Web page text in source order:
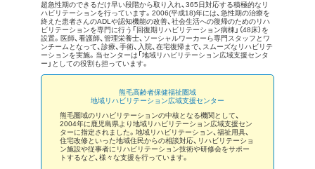
超急性期のできるだけ早い段階から取り入れ、365日対応する積極的なリ
ハビリテーションを行っています。2006(平成18)年には、急性期の治療を
終えた患者さんのADLや認知機能の改善、社会生活への復帰のためのリハ
ビリテーションを専門に行う「回復期リハビリテーション病棟」（48床）を
設置。医師、看護師、管理栄養士、ソーシャルワーカーら専門スタッフとワ
ンチームとなって、診療、手術、入院、在宅復帰まで、スムーズなリハビリテ
ーションを実施。当センターは「地域リハビリテーション広域支援センタ
ー」としての役割も担っています。
熊毛高齢者保健福祉圏域
地域リハビリテーション広域支援センター
熊毛圏域のリハビリテーションの中核となる機関として、
2004年に鹿児島県より地域リハビリテーション広域支援セン
ターに指定されました。地域リハビリテーション、福祉用具、
住宅改修といった地域住民からの相談対応、リハビリテーショ
ン施設や従事者にリハビリテーション技術や研修会をサポー
トするなど、様々な支援を行っています。